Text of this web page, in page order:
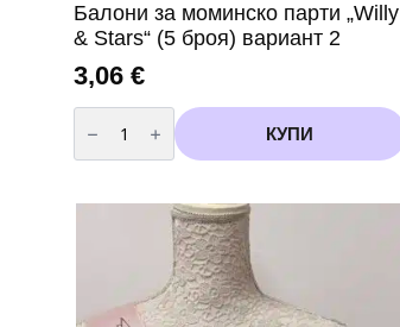
Балони за моминско парти „Willy
& Stars“ (5 броя) вариант 2
3,06 €
количество
за
Балони
за
вариант
КУПИ